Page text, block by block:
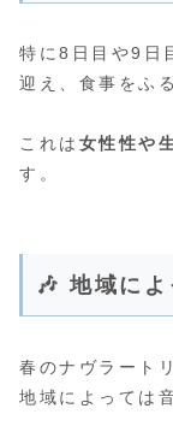
特に8日目や9日
迎え、食事をふ
これは 女性性や
す。
🎶 地域に
春のナヴラート
地域によっては